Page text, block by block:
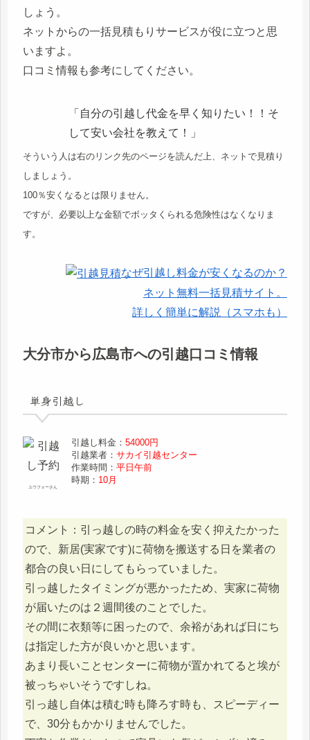
しょう。
ネットからの一括見積もりサービスが役に立つと思
いますよ。
口コミ情報も参考にしてください。
「自分の引越し代金を早く知りたい！！そ
して安い会社を教えて！」
そういう人は右のリンク先のページを読んだ上、ネットで見積り
しましょう。
100％安くなるとは限りません。
ですが、必要以上な金額でボッタくられる危険性はなくなりま
す。
なぜ引越し料金が安くなるのか？
ネット無料一括見積サイト。
詳しく簡単に解説（スマホも）
大分市から広島市への引越口コミ情報
単身引越し
ユウフォーさん
引越し料金：54000円
引越業者：サカイ引越センター
作業時間：平日午前
時期： 10月
コメント：引っ越しの時の料金を安く抑えたかった
ので、新居(実家です)に荷物を搬送する日を業者の
都合の良い日にしてもらっていました。
引っ越したタイミングが悪かったため、実家に荷物
が届いたのは２週間後のことでした。
その間に衣類等に困ったので、余裕があれば日にち
は指定した方が良いかと思います。
あまり長いことセンターに荷物が置かれてると埃が
被っちゃいそうですしね。
引っ越し自体は積む時も降ろす時も、スピーディー
で、30分もかかりませんでした。